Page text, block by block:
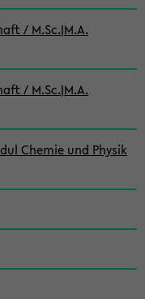
/ M.Sc.|M.A.
/ M.Sc.|M.A.
Chemie und Physik